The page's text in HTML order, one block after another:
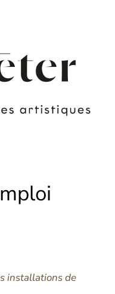
installations de